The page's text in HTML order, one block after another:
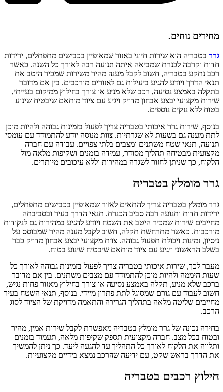
מחירים נוחים.
גרר בטבריה הוא שירות חיוני באזור שמאופיין בכבישים מתפתלים, ירידות
חדות וקרבה לכנרת שמביאה איתה תנועה רבה לאורך כל השנה. כאשר
רכב נתקע בטבריה, חשוב לקבל מענה מהיר משירות שמכיר היטב את
תנאי הדרך ויודע להגיע ביעילות גם לאזורים מורכבים. בין אם מדובר
בתקלה באמצע נסיעה, רכב שלא מניע או צורך בחילוץ ממיקום בעייתי,
שירות מקצועי יבצע אבחון מדויק ויגיע עם ציוד מותאם שיבטיח שינוע
בטוח ללא נזקים נוספים.
בנוסף, שירות גרר איכותי בטבריה צריך לפעול בזמינות גבוהה ולהיות מוכן
לתת מענה גם בשעות לא שגרתיות. צוות מנוסה יודע להתמודד עם עומסי
תנועה, תנאי שטח משתנים ומצבים בלתי צפויים. עבודה עם חברה
מקצועית מבטיחה תהליך מסודר, עמידה בזמנים ושקיפות מלאה מול
הלקוח, כך שניתן לחזור לשגרה במהירות וללא עיכובים מיותרים.
גרר מומלץ בטבריה
גרר מומלץ בטבריה צריך להתאים לאזור שמאופיין בכבישים מתפתלים,
ירידות חדות ותנועה רבה סביב הכנרת. תנאי הדרך בעיר ובסביבתה
מחייבים שירות שמכיר היטב את השטח ויודע להגיע במהירות גם לנקודות
מורכבות. כאשר מתרחשת תקלה, חשוב לקבל מענה מהיר שמבוסס על
ניסיון, זמינות ויכולת תפעול גבוהה. צוות מקצועי יבצע אבחון מדויק כבר
בשלב הראשוני ויגיע עם ציוד מותאם שיבטיח שינוע בטוח.
מעבר לכך, שירות איכותי בטבריה צריך לפעול בזמינות גבוהה לאורך כל
שעות היממה ולהיות מוכן להתמודד עם מצבים משתנים. בין אם מדובר
ברכב שלא מניע, תקלה באמצע נסיעה או צורך בחילוץ מאזור פחות נגיש,
חשוב לעבוד עם גורם שמסוגל לתת פתרון מיידי. בנוסף, תנאי השטח בעיר
מחייבים שליטה מלאה בתהליך הגרירה והתאמה מדויקת של הציוד לסוג
הרכב.
בחירה נכונה של גרר מומלץ בטבריה מאפשרת לקבל שירות אמין, מהיר
ובטוח בכל מצב. חברה מקצועית תספק שקיפות מלאה, תעמוד בזמנים
ותלווה את הלקוח לאורך כל התהליך עד להגעה ליעד. כך ניתן להמשיך
את הדרך בראש שקט, עם ידיעה שהרכב נמצא בידיים מקצועיות.
חילוץ רכבים בטבריה